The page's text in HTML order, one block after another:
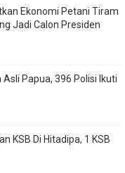
Ekonomi Petani Tiram
Jadi Calon Presiden
Papua, 396 Polisi Ikuti
KSB Di Hitadipa, 1 KSB